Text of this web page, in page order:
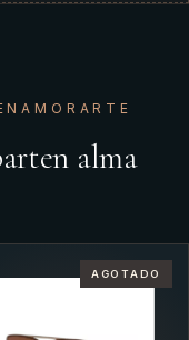
alma
AGOTADO